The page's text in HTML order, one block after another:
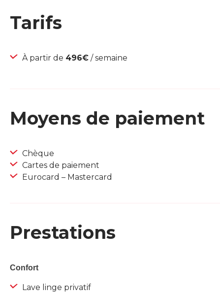
Tarifs
À partir de 496€ / semaine
Moyens de paiement
Chèque
Cartes de paiement
Eurocard – Mastercard
Prestations
Confort
Lave linge privatif